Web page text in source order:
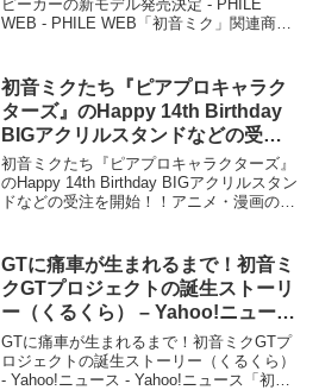
ピーカーの新モデル発売決定 - PHILE
WEB - PHILE WEB「初音ミク」関連商品
WEB - PHILE W...
初音ミクたち『ピアプロキャラク
ターズ』のHappy 14th Birthday
BIGアクリルスタンドなどの受注
を開始！！アニメ・漫画のオリジ
ナルグッズを販売する
「AMNIBUS」にて – PR TIMES
初音ミクたち『ピアプロキャラクターズ』
のHappy 14th Birthday BIGアクリルスタン
ドなどの受注を開始！！アニメ・漫画のオ
音ミクたち『...
GTに痛車が生まれるまで！初音ミ
クGTプロジェクトの誕生ストーリ
ー（くるくら） – Yahoo!ニュース
– Yahoo!ニュース
GTに痛車が生まれるまで！初音ミクGTプ
ロジェクトの誕生ストーリー（くるくら）
- Yahoo!ニュース - Yahoo!ニュース「初音